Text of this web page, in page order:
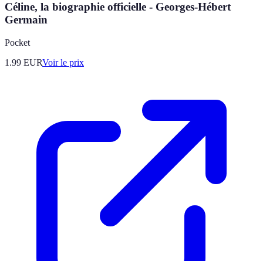
Céline, la biographie officielle - Georges-Hébert
Germain
Pocket
1.99 EURVoir le prix